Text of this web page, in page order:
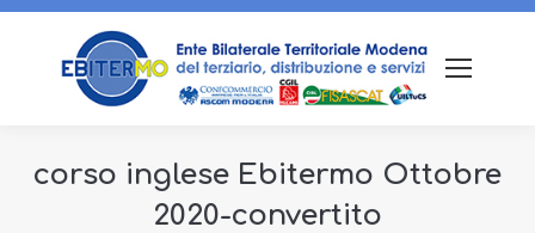
corso inglese Ebitermo Ottobre
2020-convertito